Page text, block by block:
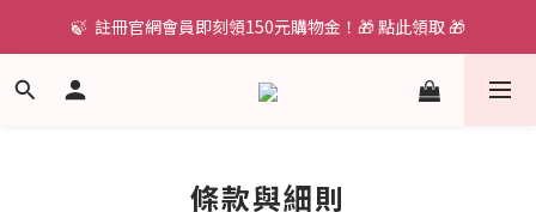
🍃  註冊官網會員即刻領150元購物金！🎁 點此領取 🎁
條款與細則